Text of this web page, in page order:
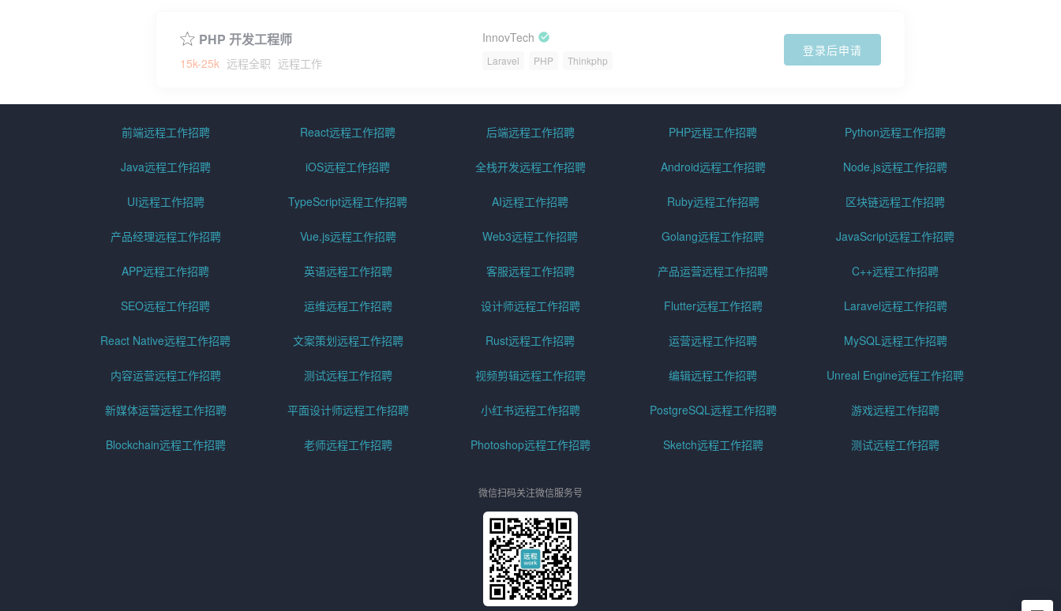
PHP 开发工程师
15k-25k 远程全职 远程工作
InnovTech
Laravel PHP Thinkphp
登录后申请
前端远程工作招聘 React远程工作招聘 后端远程工作招聘 PHP远程工作招聘 Python远程工作招聘
Java远程工作招聘 iOS远程工作招聘 全栈开发远程工作招聘 Android远程工作招聘 Node.js远程工作招聘
UI远程工作招聘 TypeScript远程工作招聘 AI远程工作招聘 Ruby远程工作招聘 区块链远程工作招聘
产品经理远程工作招聘 Vue.js远程工作招聘 Web3远程工作招聘 Golang远程工作招聘 JavaScript远程工作招聘
APP远程工作招聘 英语远程工作招聘 客服远程工作招聘 产品运营远程工作招聘 C++远程工作招聘
SEO远程工作招聘 运维远程工作招聘 设计师远程工作招聘 Flutter远程工作招聘 Laravel远程工作招聘
React Native远程工作招聘 文案策划远程工作招聘 Rust远程工作招聘 运营远程工作招聘 MySQL远程工作招聘
内容运营远程工作招聘 测试远程工作招聘 视频剪辑远程工作招聘 编辑远程工作招聘 Unreal Engine远程工作招聘
新媒体运营远程工作招聘 平面设计师远程工作招聘 小红书远程工作招聘 PostgreSQL远程工作招聘 游戏远程工作招聘
Blockchain远程工作招聘 老师远程工作招聘 Photoshop远程工作招聘 Sketch远程工作招聘 测试远程工作招聘
微信扫码关注微信服务号